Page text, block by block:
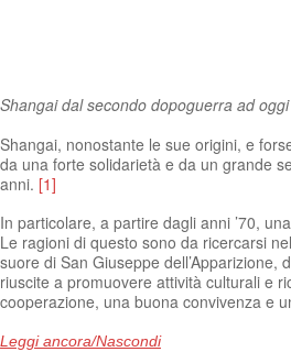
Shangai dal secondo dopoguerra ad oggi
Shangai, nonostante le sue origini, e
da una forte solidarietà e da un grande
anni. [1]
In particolare, a partire dagli anni ’70,
Le ragioni di questo sono da ricercarsi
suore di San Giuseppe
riuscite a promuovere attività culturali e
cooperazione, una buona convivenza e
Leggi ancora/Nascondi